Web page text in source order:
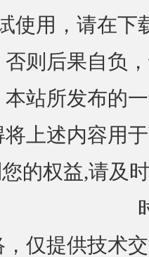
使用，请在下
否则后果自负
站所发布的
上述内容用
的权益,请及
仅提供技术